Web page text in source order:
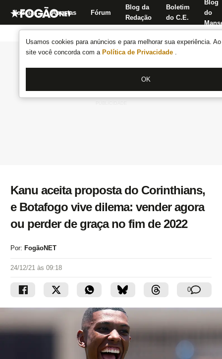
Usamos cookies para anúncios e para melhorar sua experiência.
site você concorda com a Política de Privacidade .
OK
Notícias Apostas Fórum
Blog da
Redação
Boletim
do C.E.
Blog
do
Kanu aceita proposta do Corinthians,
e Botafogo vive dilema: vender agora
ou perder de graça no fim de 2022
Por: FogãoNET
24/12/21 às 09:18
0